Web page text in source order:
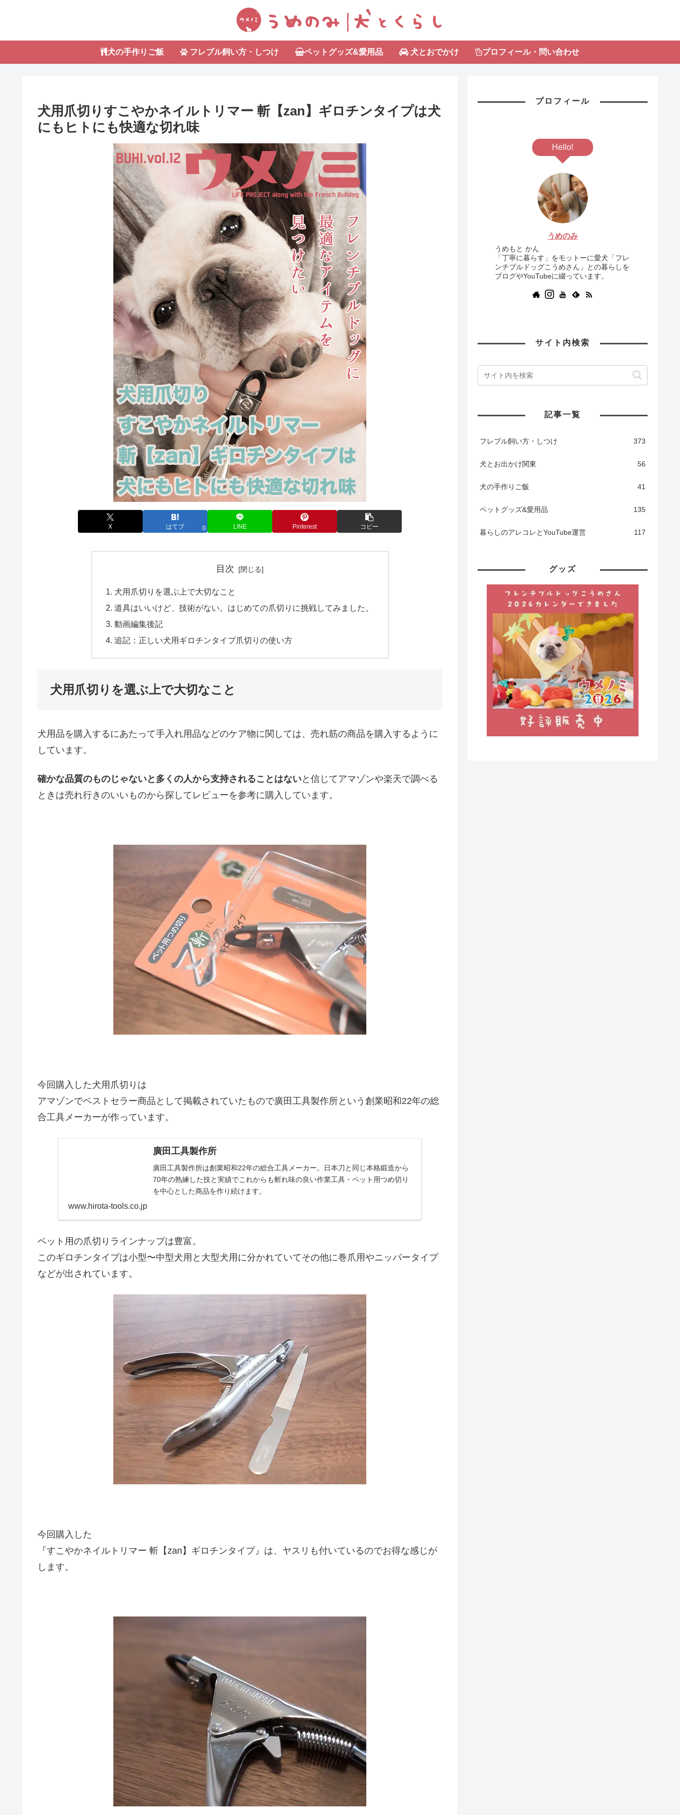
犬の手作りご飯 フレブル飼い方・しつけ ペットグッズ&愛用品 犬とおでかけ プロフィール・問い合わせ
犬用爪切りすこやかネイルトリマー 斬【zan】ギロチンタイプは犬
にもヒトにも快適な切れ味
X はてブ 0 LINE Pinterest コピー
目次
犬用爪切りを選ぶ上で大切なこと
道具はいいけど、技術がない。はじめての爪切りに挑戦してみました。
動画編集後記
追記：正しい犬用ギロチンタイプ爪切りの使い方
犬用爪切りを選ぶ上で大切なこと
犬用品を購入するにあたって手入れ用品などのケア物に関しては、売れ筋の商品を購入するように
しています。
確かな品質のものじゃないと多くの人から支持されることはないと信じてアマゾンや楽天で調べる
ときは売れ行きのいいものから探してレビューを参考に購入しています。
今回購入した犬用爪切りは
アマゾンでベストセラー商品として掲載されていたもので廣田工具製作所という創業昭和22年の総
合工具メーカーが作っています。
廣田工具製作所
廣田工具製作所は創業昭和22年の総合工具メーカー。日本刀と同じ本格鍛造から
70年の熟練した技と実績でこれからも斬れ味の良い作業工具・ペット用つめ切り
を中心とした商品を作り続けます。
www.hirota-tools.co.jp
ペット用の爪切りラインナップは豊富。
このギロチンタイプは小型〜中型犬用と大型犬用に分かれていてその他に巻爪用やニッパータイプ
などが出されています。
今回購入した
『すこやかネイルトリマー 斬【zan】ギロチンタイプ』は、ヤスリも付いているのでお得な感じが
します。
プロフィール
Hello!
うめのみ
うめもと かん
「丁寧に暮らす」をモットーに愛犬「フレ
ンチブルドッグこうめさん」との暮らしを
ブログやYouTubeに綴っています。
サイト内検索
記事一覧
フレブル飼い方・しつけ 373
犬とお出かけ関東 56
犬の手作りご飯 41
ペットグッズ&愛用品 135
暮らしのアレコレとYouTube運営 117
グッズ